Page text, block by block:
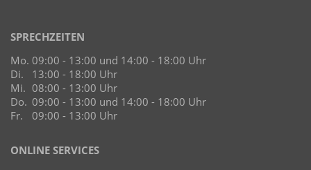
SPRECHZEITEN
Mo. 09:00 - 13:00 und 14:00 - 18:00 Uhr
Di.
13:00 - 18:00 Uhr
Mi. 08:00 - 13:00 Uhr
Do. 09:00 - 13:00 und 14:00 - 18:00 Uhr
Fr.
09:00 - 13:00 Uhr
ONLINE SERVICES